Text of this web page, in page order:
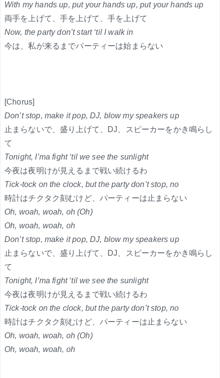
With my hands up, put your hands up, put your hands up
両手を上げて、手を上げて、手を上げて
Now, the party don’t start ‘til I walk in
今は、私が来るまでパーティーは始まらない
[Chorus]
Don’t stop, make it pop, DJ, blow my speakers up
止まらないで、盛り上げて、DJ、スピーカーをかき鳴らし
て
Tonight, I’ma fight ‘til we see the sunlight
今夜は夜明けが見えるまで戦い続けるわ
Tick-tock on the clock, but the party don’t stop, no
時計はチクタク刻むけど、パーティーは止まらない
Oh, woah, woah, oh (Oh)
Oh, woah, woah, oh
Don’t stop, make it pop, DJ, blow my speakers up
止まらないで、盛り上げて、DJ、スピーカーをかき鳴らし
て
Tonight, I’ma fight ‘til we see the sunlight
今夜は夜明けが見えるまで戦い続けるわ
Tick-tock on the clock, but the party don’t stop, no
時計はチクタク刻むけど、パーティーは止まらない
Oh, woah, woah, oh (Oh)
Oh, woah, woah, oh